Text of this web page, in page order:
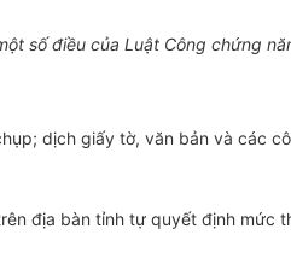
số điều của Luật Công chứng
dịch giấy tờ, văn bản và các
địa bàn tỉnh tự quyết định mức